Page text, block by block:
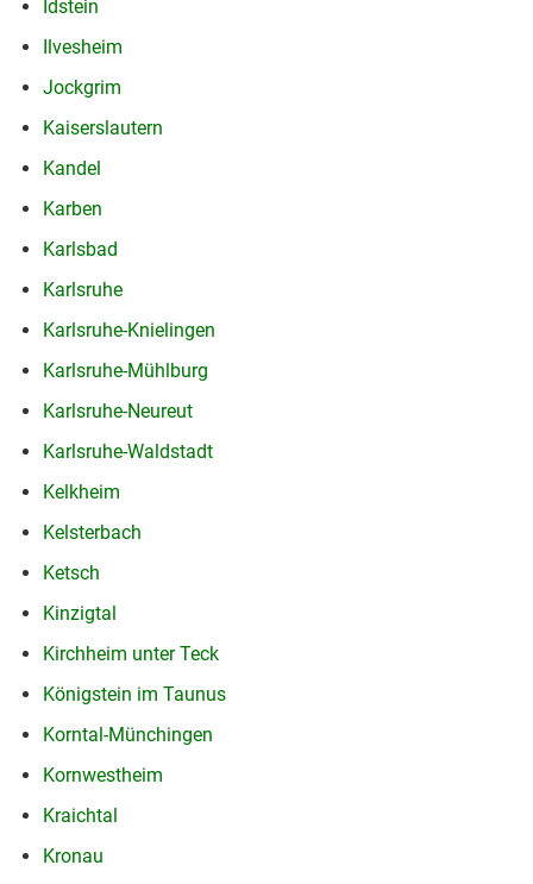
Idstein
Ilvesheim
Jockgrim
Kaiserslautern
Kandel
Karben
Karlsbad
Karlsruhe
Karlsruhe-Knielingen
Karlsruhe-Mühlburg
Karlsruhe-Neureut
Karlsruhe-Waldstadt
Kelkheim
Kelsterbach
Ketsch
Kinzigtal
Kirchheim unter Teck
Königstein im Taunus
Korntal-Münchingen
Kornwestheim
Kraichtal
Kronau